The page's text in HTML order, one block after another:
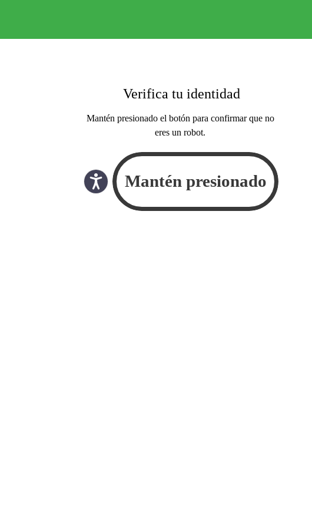
Verifica tu identidad
Mantén presionado el botón para confirmar que no
eres un robot.